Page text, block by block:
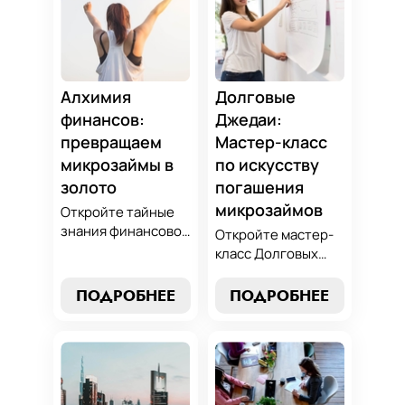
Алхимия
финансов:
превращаем
микрозаймы в
золото
Откройте тайные
знания финансовой
превращать
обязательства по
золотые
возможности.
Погрузитесь в мир
ПОДРОБНЕЕ
Долговые
Джедаи:
Мастер-класс
по искусству
погашения
микрозаймов
Откройте мастер-
класс Долговых
погашению
финансового
равновесия.
Узнайте, как
ПОДРОБНЕЕ